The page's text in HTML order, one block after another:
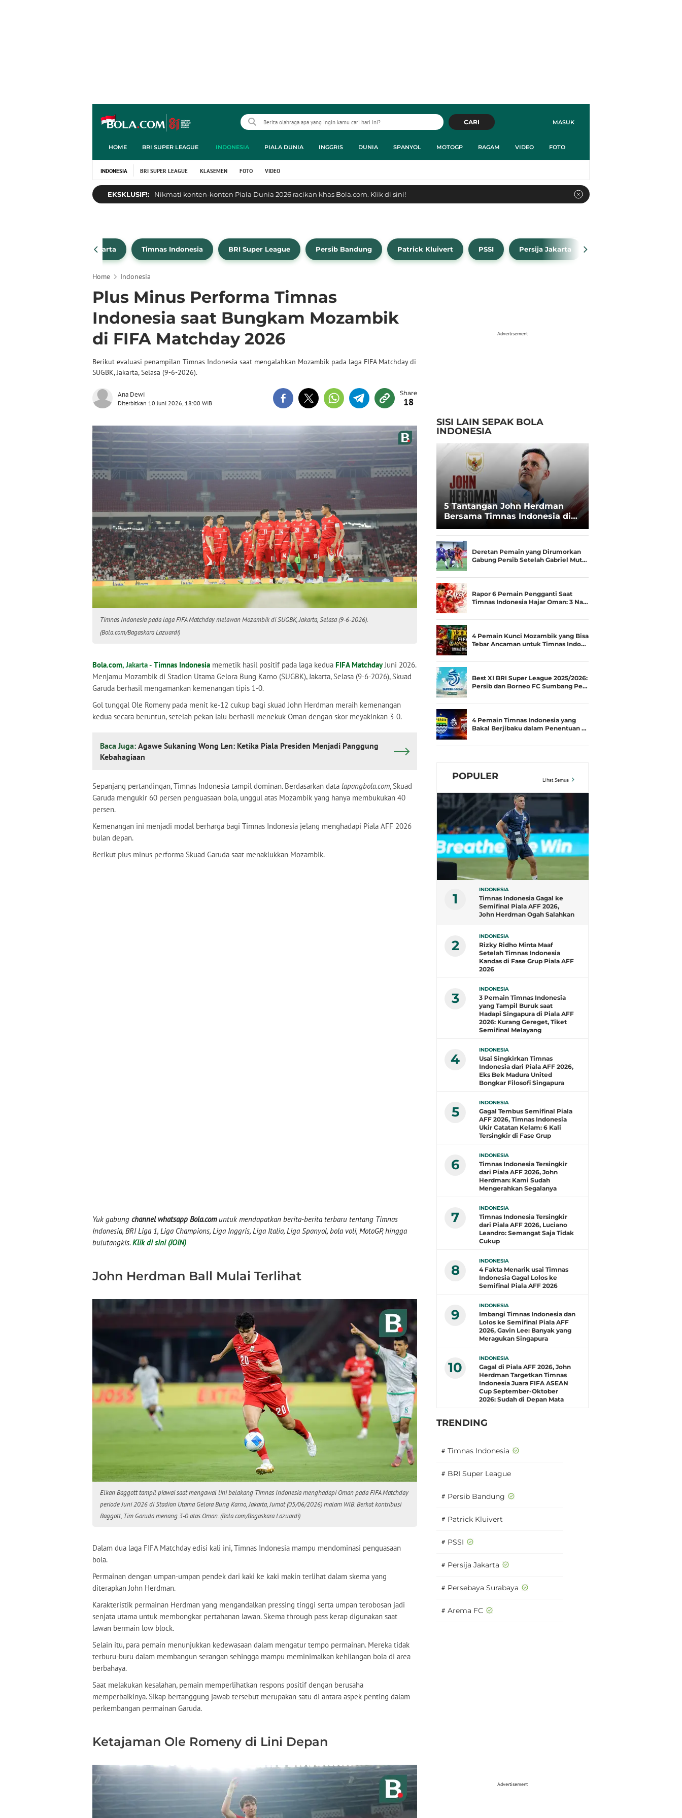
MASUK
CARI
HOME BRI SUPER LEAGUE INDONESIA PIALA DUNIA INGGRIS DUNIA SPANYOL MOTOGP RAGAM VIDEO FOTO
INDONESIA BRI SUPER LEAGUE KLASEMEN FOTO VIDEO
EKSKLUSIF!: Nikmati konten-konten Piala Dunia 2026 racikan khas Bola.com. Klik di sini!
Persija Jakarta Timnas Indonesia BRI Super League Persib Bandung Patrick Kluivert PSSI Persija Jakarta
Home Indonesia
Plus Minus Performa Timnas
Indonesia saat Bungkam Mozambik
di FIFA Matchday 2026
Berikut evaluasi penampilan Timnas Indonesia saat mengalahkan Mozambik pada laga FIFA Matchday di
SUGBK, Jakarta, Selasa (9-6-2026).
Ana Dewi
Diterbitkan 10 Juni 2026, 18:00 WIB 18
Timnas Indonesia pada laga FIFA Matchday melawan Mozambik di SUGBK, Jakarta, Selasa (9-6-2026).
(Bola.com/Bagaskara Lazuardi)
Bola.com, Jakarta - Timnas Indonesia memetik hasil positif pada laga kedua FIFA MatchdayJuni 2026.
Menjamu Mozambik di Stadion Utama Gelora Bung Karno (SUGBK), Jakarta, Selasa (9-6-2026), Skuad
Garuda berhasil mengamankan kemenangan tipis 1-0.
Gol tunggal Ole Romeny pada menit ke-12 cukup bagi skuad John Herdman meraih kemenangan
kedua secara beruntun, setelah pekan lalu berhasil menekuk Oman dengan skor meyakinkan 3-0.
Baca Juga: Agawe Sukaning Wong Len: Ketika Piala Presiden Menjadi Panggung
Kebahagiaan
Sepanjang pertandingan, Timnas Indonesia tampil dominan. Berdasarkan data lapangbola.com, Skuad
Garuda mengukir 60 persen penguasaan bola, unggul atas Mozambik yang hanya membukukan 40
persen.
Kemenangan ini menjadi modal berharga bagi Timnas Indonesia jelang menghadapi Piala AFF 2026
bulan depan.
Berikut plus minus performa Skuad Garuda saat menaklukkan Mozambik.
Yuk gabung channel whatsapp Bola.comuntuk mendapatkan berita-berita terbaru tentang Timnas
Indonesia, BRI Liga 1, Liga Champions, Liga Inggris, Liga Italia, Liga Spanyol, bola voli, MotoGP, hingga
bulutangkis. Klik di sini (JOIN)
John Herdman Ball Mulai Terlihat
Elkan Baggott tampil piawai saat mengawal lini belakang Timnas Indonesia menghadapi Oman pada FIFA Matchday
periode Juni 2026 di Stadion Utama Gelora Bung Karno, Jakarta, Jumat (05/06/2026) malam WIB. Berkat kontribusi
Baggott, Tim Garuda menang 3-0 atas Oman. (Bola.com/Bagaskara Lazuardi)
Dalam dua laga FIFA Matchday edisi kali ini, Timnas Indonesia mampu mendominasi penguasaan
bola.
Permainan dengan umpan-umpan pendek dari kaki ke kaki makin terlihat dalam skema yang
diterapkan John Herdman.
Karakteristik permainan Herdman yang mengandalkan pressing tinggi serta umpan terobosan jadi
senjata utama untuk membongkar pertahanan lawan. Skema through pass kerap digunakan saat
lawan bermain low block.
Selain itu, para pemain menunjukkan kedewasaan dalam mengatur tempo permainan. Mereka tidak
terburu-buru dalam membangun serangan sehingga mampu meminimalkan kehilangan bola di area
berbahaya.
Saat melakukan kesalahan, pemain memperlihatkan respons positif dengan berusaha
memperbaikinya. Sikap bertanggung jawab tersebut merupakan satu di antara aspek penting dalam
perkembangan permainan Garuda.
Ketajaman Ole Romeny di Lini Depan
Advertisement
SISI LAIN SEPAK BOLA
INDONESIA
5 Tantangan John Herdman
Bersama Timnas Indonesia di
Spesialis Runner-up Menjadi
Juara
Deretan Pemain yang Dirumorkan
Gabung Persib Setelah Gabriel Mut…
Rapor 6 Pemain Pengganti Saat
Timnas Indonesia Hajar Oman: 3 Na…
4 Pemain Kunci Mozambik yang Bisa
Tebar Ancaman untuk Timnas Indo…
Best XI BRI Super League 2025/2026:
Persib dan Borneo FC Sumbang Pe…
4 Pemain Timnas Indonesia yang
Bakal Berjibaku dalam Penentuan …
POPULER Lihat Semua
1
INDONESIA
Timnas Indonesia Gagal ke
Semifinal Piala AFF 2026,
John Herdman Ogah Salahkan
2
INDONESIA
Rizky Ridho Minta Maaf
Setelah Timnas Indonesia
Kandas di Fase Grup Piala AFF
2026
3
INDONESIA
3 Pemain Timnas Indonesia
yang Tampil Buruk saat
Hadapi Singapura di Piala AFF
2026: Kurang Gereget, Tiket
Semifinal Melayang
4
INDONESIA
Usai Singkirkan Timnas
Indonesia dari Piala AFF 2026,
Eks Bek Madura United
Bongkar Filosofi Singapura
5
INDONESIA
Gagal Tembus Semifinal Piala
AFF 2026, Timnas Indonesia
Ukir Catatan Kelam: 6 Kali
Tersingkir di Fase Grup
6
INDONESIA
Timnas Indonesia Tersingkir
dari Piala AFF 2026, John
Herdman: Kami Sudah
Mengerahkan Segalanya
7
INDONESIA
Timnas Indonesia Tersingkir
dari Piala AFF 2026, Luciano
Leandro: Semangat Saja Tidak
Cukup
8
INDONESIA
4 Fakta Menarik usai Timnas
Indonesia Gagal Lolos ke
Semifinal Piala AFF 2026
9
INDONESIA
Imbangi Timnas Indonesia dan
Lolos ke Semifinal Piala AFF
2026, Gavin Lee: Banyak yang
Meragukan Singapura
10
INDONESIA
Gagal di Piala AFF 2026, John
Herdman Targetkan Timnas
Indonesia Juara FIFA ASEAN
Cup September-Oktober
2026: Sudah di Depan Mata
TRENDING
# Timnas Indonesia
# BRI Super League
# Persib Bandung
# Patrick Kluivert
# PSSI
# Persija Jakarta
# Persebaya Surabaya
# Arema FC
Advertisement